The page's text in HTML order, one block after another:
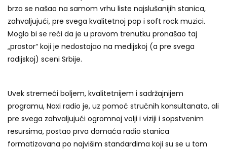
brzo se našao na samom vrhu liste najslušanijih stanica,
zahvaljujući, pre svega kvalitetnoj pop i soft rock muzici.
Moglo bi se reći da je u pravom trenutku pronašao taj
„prostor“ koji je nedostajao na medijskoj (a pre svega
radijskoj) sceni Srbije.
Uvek stremeći boljem, kvalitetnijem i sadržajnijem
programu, Naxi radio je, uz pomoć stručnih konsultanata, ali
pre svega zahvaljujući ogromnoj volji i viziji i sopstvenim
resursima, postao prva domaća radio stanica
formatizovana po najvišim standardima koji su se u tom